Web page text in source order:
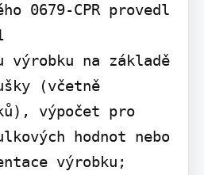
0679-CPR provedl
na základě
(včetně
výpočet pro
hodnot nebo
výrobku;